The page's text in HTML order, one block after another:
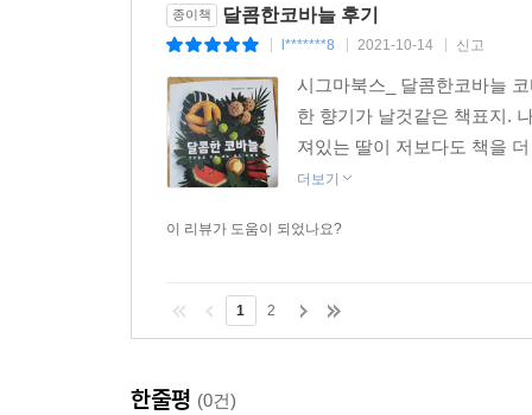
종이책 달콤한코바늘 후기
l*******8 2021-10-14 신고
시그마북스_ 달콤한코바늘
한 향기가 날것같은 책표지.
져있는 딸이 저보다도 책을
더보기
이 리뷰가 도움이 되었나요?
1 2
한줄평 (0건)